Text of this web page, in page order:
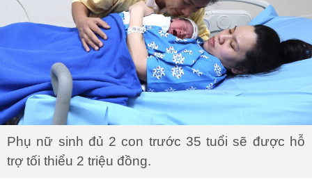
Phụ nữ sinh đủ 2 con trước 35 tuổi sẽ được hỗ
trợ tối thiểu 2 triệu đồng.